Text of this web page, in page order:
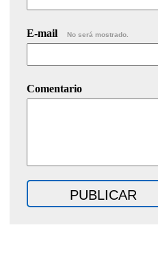
E-mail No será mostrado.
Comentario